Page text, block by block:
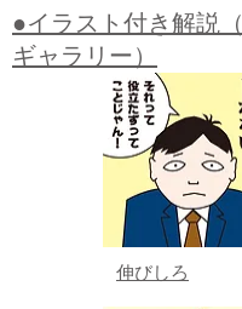
●イラスト付き解説
ギャラリー）
伸びしろ